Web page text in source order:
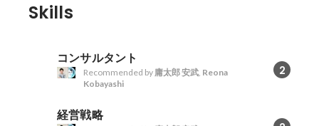
Skills
コンサルタント
2
Recommended by 庸太郎 安武, Reona
Kobayashi
経営戦略